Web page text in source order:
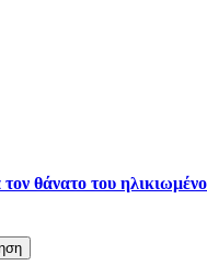
τον θάνατο του